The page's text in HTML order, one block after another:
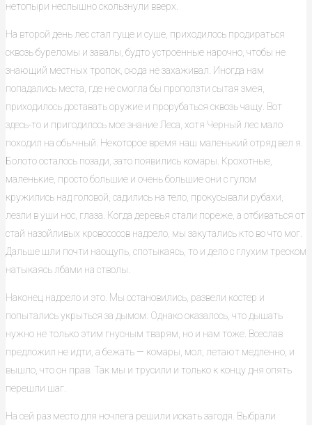
нетопыри неслышно скользнули вверх.
На второй день лес стал гуще и суше, приходилось продираться
сквозь буреломы и завалы, будто устроенные нарочно, чтобы не
знающий местных тропок, сюда не захаживал. Иногда нам
попадались места, где не смогла бы проползти сытая змея,
приходилось доставать оружие и прорубаться сквозь чащу. Вот
здесь-то и пригодилось мое знание Леса, хотя Черный лес мало
походил на обычный. Некоторое время наш маленький отряд вел я.
Болото осталось позади, зато появились комары. Крохотные,
маленькие, просто большие и очень большие они с гулом
кружились над головой, садились на тело, прокусывали рубахи,
лезли в уши нос, глаза. Когда деревья стали пореже, а отбиваться от
стай назойливых кровососов надоело, мы закутались кто во что мог.
Дальше шли почти наощупь, спотыкаясь, то и дело с глухим треском
натыкаясь лбами на стволы.
Наконец надоело и это. Мы остановились, развели костер и
попытались укрыться за дымом. Однако оказалось, что дышать
нужно не только этим гнусным тварям, но и нам тоже. Всеслав
предложил не идти, а бежать — комары, мол, летают медленно, и
вышло, что он прав. Так мы и трусили и только к концу дня опять
перешли шаг.
На сей раз место для ночлега решили искать загодя. Выбрали